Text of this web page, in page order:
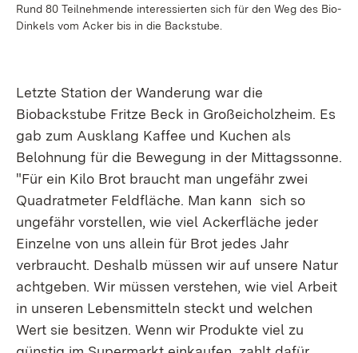
Rund 80 Teilnehmende interessierten sich für den Weg des Bio-
Dinkels vom Acker bis in die Backstube.
Letzte Station der Wanderung war die
Biobackstube Fritze Beck in Großeicholzheim. Es
gab zum Ausklang Kaffee und Kuchen als
Belohnung für die Bewegung in der Mittagssonne.
"Für ein Kilo Brot braucht man ungefähr zwei
Quadratmeter Feldfläche. Man kann sich so
ungefähr vorstellen, wie viel Ackerfläche jeder
Einzelne von uns allein für Brot jedes Jahr
verbraucht. Deshalb müssen wir auf unsere Natur
achtgeben. Wir müssen verstehen, wie viel Arbeit
in unseren Lebensmitteln steckt und welchen
Wert sie besitzen. Wenn wir Produkte viel zu